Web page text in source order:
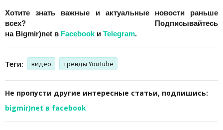
Хотите знать важные и актуальные новости раньше
всех? Подписывайтесь
на Bigmir)net в Facebook и Telegram.
Теги: видео тренды YouTube
Не пропусти другие интересные статьи, подпишись:
bigmir)net в facebook